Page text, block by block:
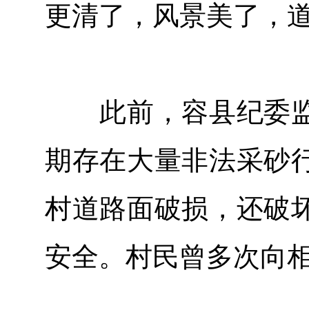
更清了，风景美了，
此前，容县纪委监
期存在大量非法采砂
村道路面破损，还破
安全。村民曾多次向